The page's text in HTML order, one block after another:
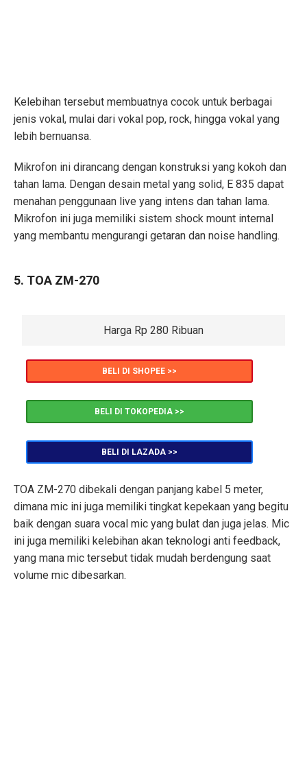
Kelebihan tersebut membuatnya cocok untuk berbagai
jenis vokal, mulai dari vokal pop, rock, hingga vokal yang
lebih bernuansa.
Mikrofon ini dirancang dengan konstruksi yang kokoh dan
tahan lama. Dengan desain metal yang solid, E 835 dapat
menahan penggunaan live yang intens dan tahan lama.
Mikrofon ini juga memiliki sistem shock mount internal
yang membantu mengurangi getaran dan noise handling.
5. TOA ZM-270
Harga Rp 280 Ribuan
BELI DI SHOPEE >>
BELI DI TOKOPEDIA >>
BELI DI LAZADA >>
TOA ZM-270 dibekali dengan panjang kabel 5 meter,
dimana mic ini juga memiliki tingkat kepekaan yang begitu
baik dengan suara vocal mic yang bulat dan juga jelas. Mic
ini juga memiliki kelebihan akan teknologi anti feedback,
yang mana mic tersebut tidak mudah berdengung saat
volume mic dibesarkan.